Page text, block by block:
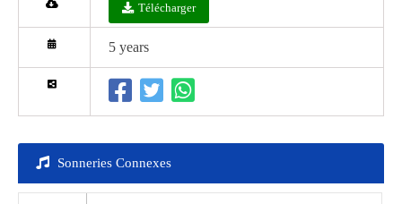
Télécharger
5 years
Sonneries Connexes